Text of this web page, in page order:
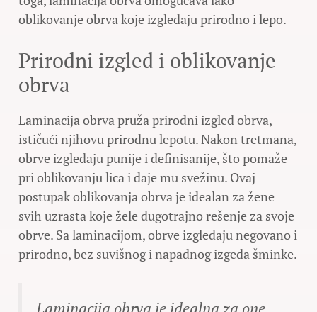
oblikovanje obrva koje izgledaju prirodno i lepo.
Prirodni izgled i oblikovanje
obrva
Laminacija obrva pruža prirodni izgled obrva,
ističući njihovu prirodnu lepotu. Nakon tretmana,
obrve izgledaju punije i definisanije, što pomaže
pri oblikovanju lica i daje mu svežinu. Ovaj
postupak oblikovanja obrva je idealan za žene
svih uzrasta koje žele dugotrajno rešenje za svoje
obrve. Sa laminacijom, obrve izgledaju negovano i
prirodno, bez suvišnog i napadnog izgeda šminke.